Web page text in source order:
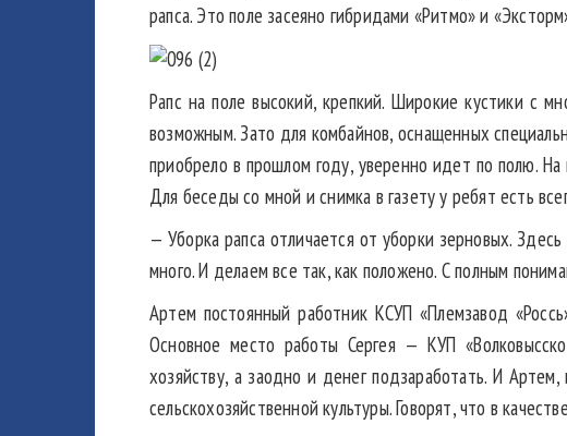
рапса. Это поле засеяно гибридами «Ритмо» и
Рапс на поле высокий, крепкий. Широкие кустики с
возможным. Зато для комбайнов, оснащенных
приобрело в прошлом году, уверенно идет по полю.
Для беседы со мной и снимка в газету у ребят есть
— Уборка рапса отличается от уборки зерновых.
много. И делаем все так, как положено. С полным
Артем постоянный работник КСУП «Племзавод
Основное место работы Сергея — КУП
хозяйству, а заодно и денег подзаработать. И
сельскохозяйственной культуры. Говорят, что в